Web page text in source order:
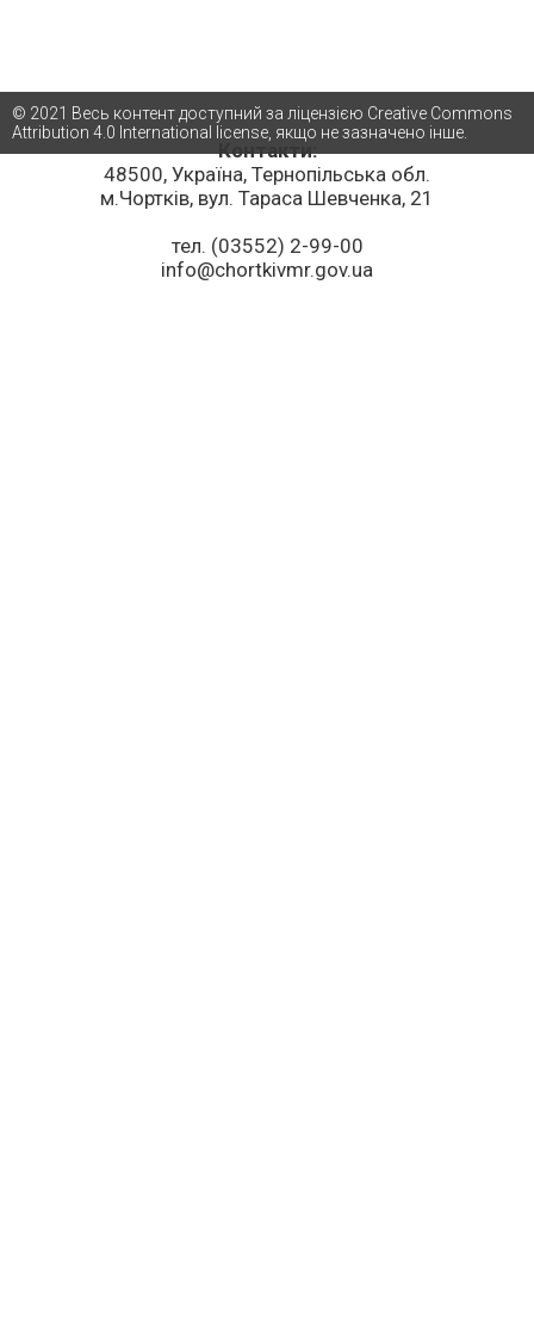
Контакти:
48500, Україна, Тернопільська обл.
м.Чортків, вул. Тараса Шевченка, 21
тел. (03552) 2-99-00
info@chortkivmr.gov.ua
© 2021 Весь контент доступний за ліцензією Creative Commons
Attribution 4.0 International license, якщо не зазначено інше.